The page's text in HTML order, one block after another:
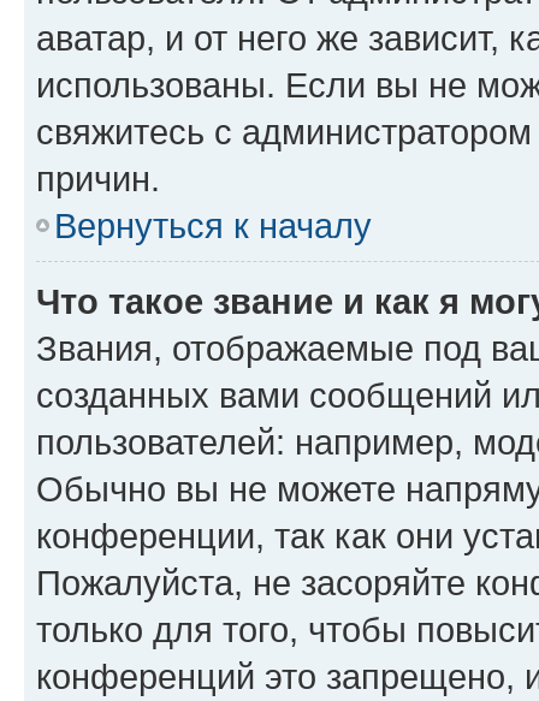
аватар, и от него же зависит,
использованы. Если вы не
свяжитесь с
причин.
Вернуться к началу
Что такое звание и как я
Звания, отображаемые под
созданных вами сообщений
пользователей: например,
Обычно вы не можете
конференции, так как они
Пожалуйста, не засоряйте
только для того, чтобы
конференций это запрещено,